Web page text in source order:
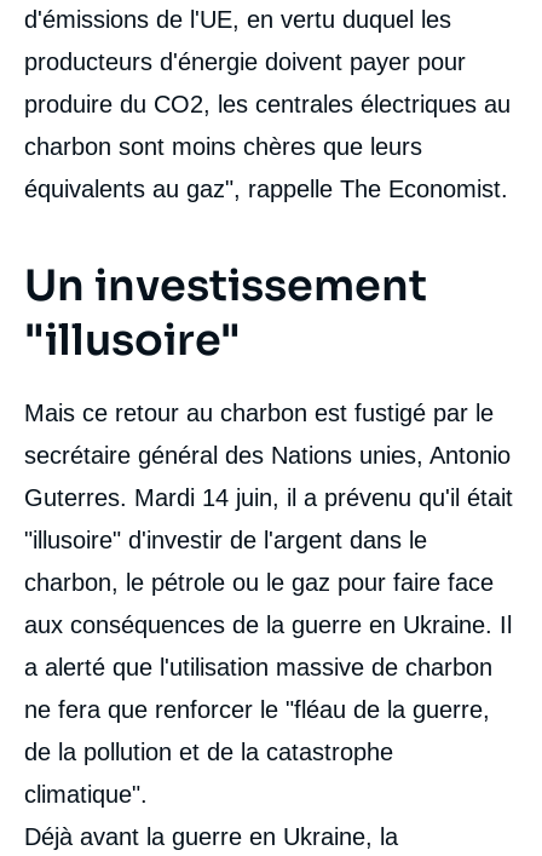
d'émissions de l'UE, en vertu duquel les
producteurs d'énergie doivent payer pour
produire du CO2, les centrales électriques au
charbon sont moins chères que leurs
équivalents au gaz", rappelle The Economist.
Un investissement
"illusoire"
Mais ce retour au charbon est fustigé par le
secrétaire général des Nations unies, Antonio
Guterres. Mardi 14 juin, il a prévenu qu'il était
"illusoire" d'investir de l'argent dans le
charbon, le pétrole ou le gaz pour faire face
aux conséquences de la guerre en Ukraine. Il
a alerté que l'utilisation massive de charbon
ne fera que renforcer le "fléau de la guerre,
de la pollution et de la catastrophe
climatique".
Déjà avant la guerre en Ukraine, la